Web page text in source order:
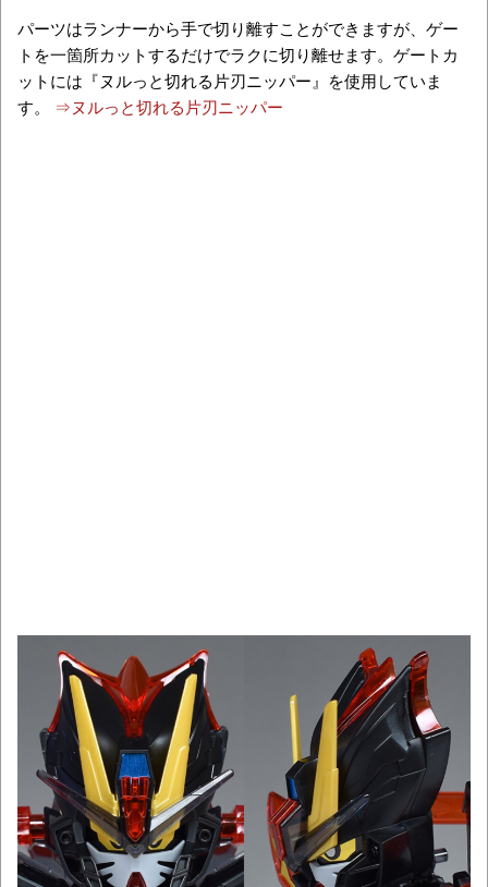
パーツはランナーから手で切り離すことができますが、ゲー
トを一箇所カットするだけでラクに切り離せます。ゲートカ
ットには『ヌルっと切れる片刃ニッパー』を使用していま
す。 ⇒ヌルっと切れる片刃ニッパー